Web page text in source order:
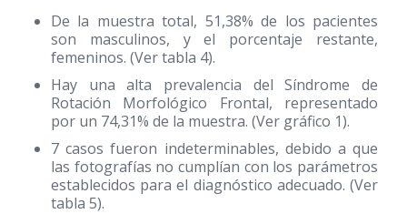
De la muestra total, 51,38% de los pacientes
son masculinos, y el porcentaje restante,
femeninos. (Ver tabla 4).
Hay una alta prevalencia del Síndrome de
Rotación Morfológico Frontal, representado
por un 74,31% de la muestra. (Ver gráfico 1).
7 casos fueron indeterminables, debido a que
las fotografías no cumplían con los parámetros
establecidos para el diagnóstico adecuado. (Ver
tabla 5).